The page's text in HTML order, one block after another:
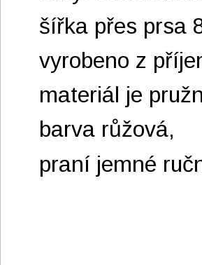
šířka přes prsa
vyrobeno z
materiál je
barva růžová,
praní jemné